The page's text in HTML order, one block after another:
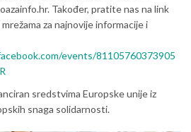
Također, pratite nas na link
za najnovije informacije i
events/81105760373905
sredstvima Europske unije iz
snaga solidarnosti.